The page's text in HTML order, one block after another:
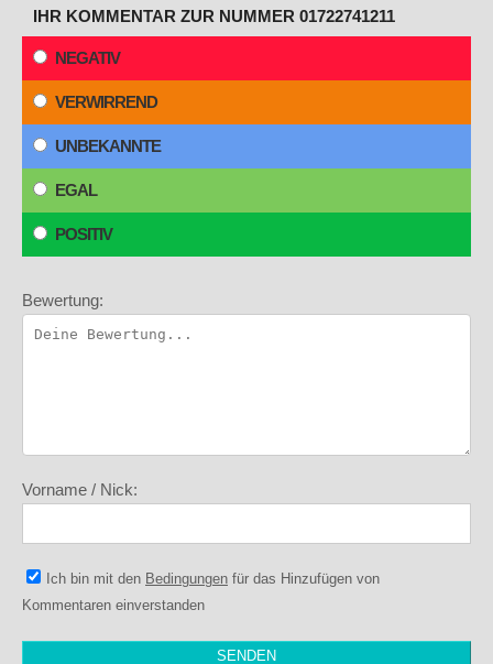
IHR KOMMENTAR ZUR NUMMER 01722741211
NEGATIV
VERWIRREND
UNBEKANNTE
EGAL
POSITIV
Bewertung:
Vorname / Nick:
Ich bin mit den Bedingungen für das Hinzufügen von
Kommentaren einverstanden